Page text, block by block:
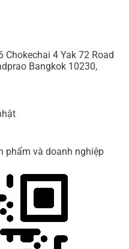
Chokechai 4 Yak 72 Road
Bangkok 10230,
phẩm và doanh nghiệp